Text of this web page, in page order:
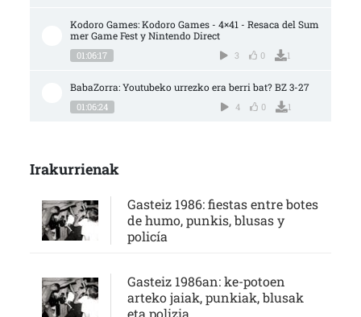
Kodoro Games: Kodoro Games - 4×41 - Resaca del Sum
mer Game Fest y Nintendo Direct
01:06:17 3 0 1
BabaZorra: Youtubeko urrezko era berri bat? BZ 3-27
01:06:24 4 0 1
Irakurrienak
Gasteiz 1986: fiestas entre botes
de humo, punkis, blusas y
policía
Gasteiz 1986an: ke-potoen
arteko jaiak, punkiak, blusak
eta polizia